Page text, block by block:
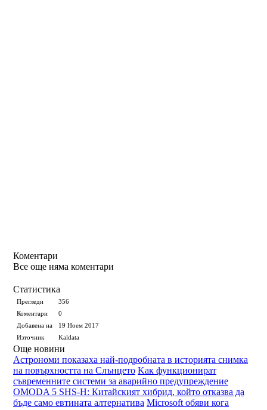
Коментари
Все още няма коментари
Статистика
Прегледи
356
Коментари
0
Добавена на
19 Ноем 2017
Източник
Kaldata
Още новини
Астрономи показаха най-подробната в историята снимка
на повърхността на Слънцето Kак функционират
съвременните системи за аварийно предупреждение
OMODA 5 SHS-H: Китайският хибрид, който отказва да
бъде само евтината алтернатива Microsoft обяви кога